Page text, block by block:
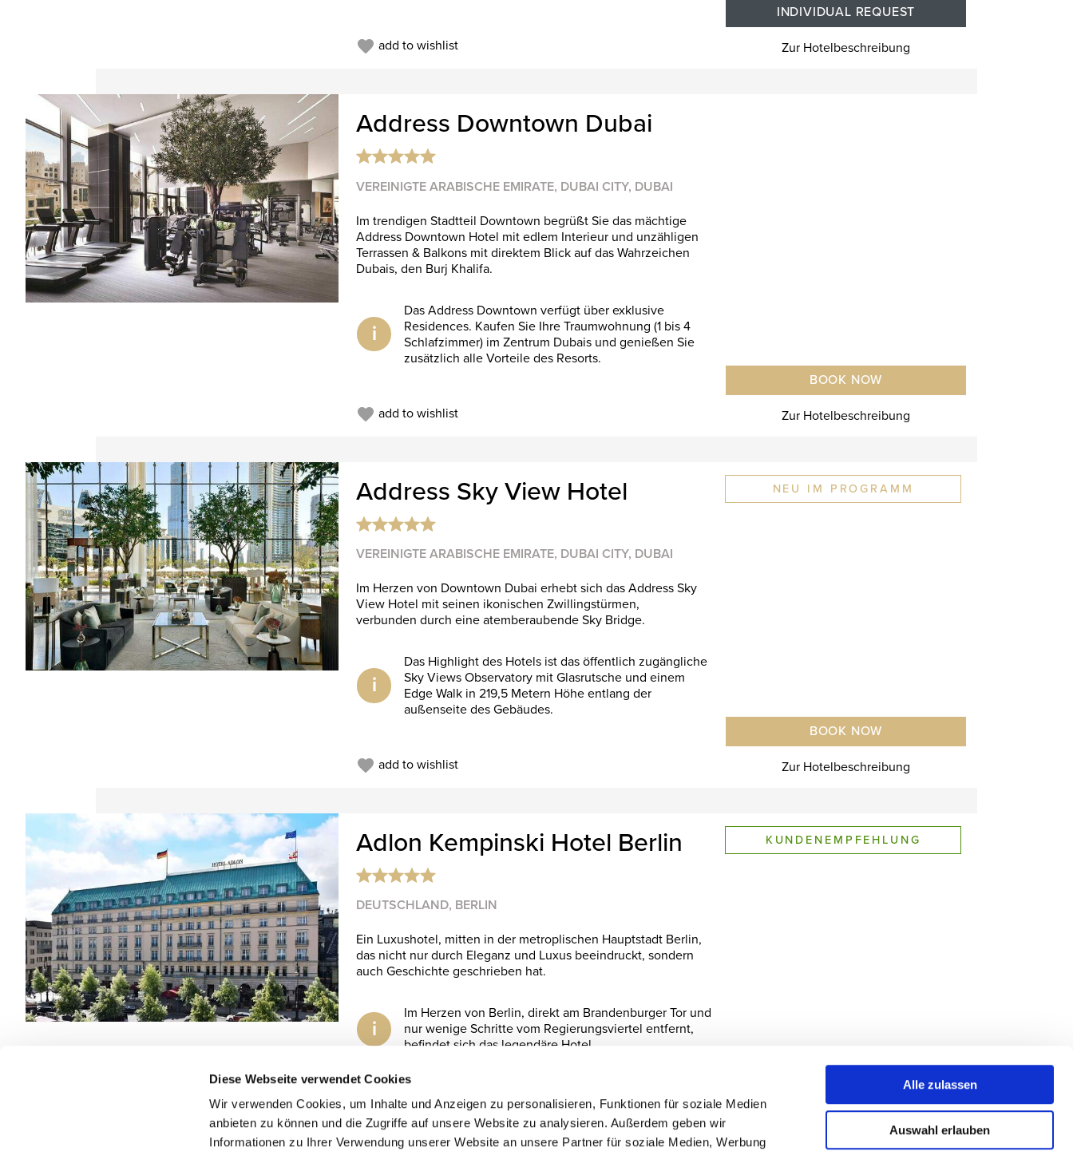
Diese Webseite verwendet Cookies
Wir verwenden Cookies, um Inhalte und Anzeigen zu personalisieren, Funktionen für soziale Medien
anbieten zu können und die Zugriffe auf unsere Website zu analysieren. Außerdem geben wir
Informationen zu Ihrer Verwendung unserer Website an unsere Partner für soziale Medien, Werbung
Alle zulassen
Auswahl erlauben
INDIVIDUAL REQUEST
Zur Hotelbeschreibung
add to wishlist
Address Downtown Dubai
VEREINIGTE ARABISCHE EMIRATE, DUBAI CITY, DUBAI
Im trendigen Stadtteil Downtown begrüßt Sie das mächtige
Address Downtown Hotel mit edlem Interieur und unzähligen
Terrassen & Balkons mit direktem Blick auf das Wahrzeichen
Dubais, den Burj Khalifa.
i
Das Address Downtown verfügt über exklusive
Residences. Kaufen Sie Ihre Traumwohnung (1 bis 4
Schlafzimmer) im Zentrum Dubais und genießen Sie
zusätzlich alle Vorteile des Resorts.
BOOK NOW
Zur Hotelbeschreibung
add to wishlist
NEU IM PROGRAMM
Address Sky View Hotel
VEREINIGTE ARABISCHE EMIRATE, DUBAI CITY, DUBAI
Im Herzen von Downtown Dubai erhebt sich das Address Sky
View Hotel mit seinen ikonischen Zwillings­türmen,
verbunden durch eine atemberaubende Sky Bridge.
i
Das Highlight des Hotels ist das öffentlich zugängliche
Sky Views Observatory mit Glasrutsche und einem
Edge Walk in 219,5 Metern Höhe entlang der
außenseite des Gebäudes.
BOOK NOW
Zur Hotelbeschreibung
add to wishlist
KUNDENEMPFEHLUNG
Adlon Kempinski Hotel Berlin
DEUTSCHLAND, BERLIN
Ein Luxushotel, mitten in der metroplischen Hauptstadt Berlin,
das nicht nur durch Eleganz und Luxus beeindruckt, sondern
auch Geschichte geschrieben hat.
i
Im Herzen von Berlin, direkt am Brandenburger Tor und
nur wenige Schritte vom Regierungsviertel entfernt,
befindet sich das legendäre Hotel.
INDIVIDUAL REQUEST
Zur Hotelbeschreibung
add to wishlist